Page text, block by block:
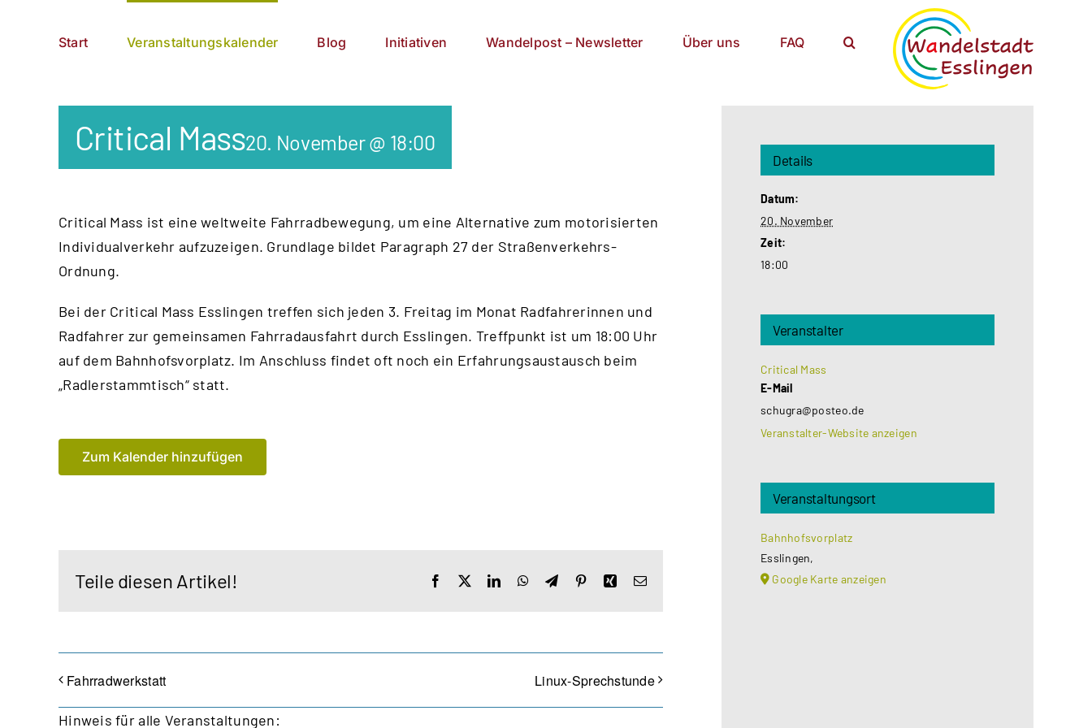
Start Veranstaltungskalender Blog Initiativen Wandelpost – Newsletter Über uns FAQ
Critical Mass20. November @ 18:00
Critical Mass ist eine weltweite Fahrrad­bewegung, um eine Alternative zum motorisi­erten
Individual­verkehr aufzu­zeigen. Grundlage bildet Paragraph 27 der Straßenverkehrs-
Ordnung.
Bei der Critical Mass Esslingen treffen sich jeden 3. Freitag im Monat Radfahrerinnen und
Radfahrer zur gemeinsamen Fahrrad­ausfahrt durch Esslingen. Treffpunkt ist um 18:00 Uhr
auf dem Bahnhofsvorplatz. Im Anschluss findet oft noch ein Erfahrungsaustausch beim
„Radlerstammtisch“ statt.
Zum Kalender hinzufügen
Teile diesen Artikel! Facebook LinkedInWhatsApp
TelegramPinterestXingE-
Fahrradwerkstatt Linux-Sprechstunde
Hinweis für alle Veranstaltungen:
Details
Datum:
20. November
Zeit:
18:00
Veranstalter
Critical Mass
E-Mail
schugra@posteo.de
Veranstalter-Website anzeigen
Veranstaltungsort
Bahnhofsvorplatz
Esslingen,
Google Karte anzeigen